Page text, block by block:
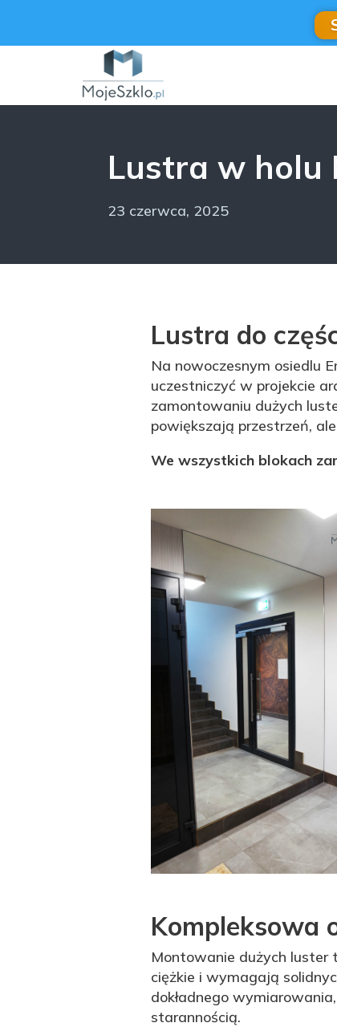
Lustra w holu
23 czerwca, 2025
Lustra do
Na nowoczesnym osiedlu
uczestniczyć w projekcie
zamontowaniu dużych
powiększają przestrzeń,
We wszystkich blokach
Kompleksowa
Montowanie dużych luster
ciężkie i wymagają
dokładnego
starannością.